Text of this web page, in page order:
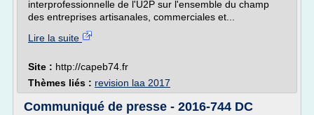
interprofessionnelle de l'U2P sur l'ensemble du champ
des entreprises artisanales, commerciales et...
Lire la suite
Site : http://capeb74.fr
Thèmes liés : revision laa 2017
Communiqué de presse - 2016-744 DC